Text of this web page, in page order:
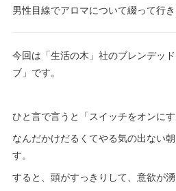
男性目線でアロマについて綴って行き
今回は「生活の木」社のブレンデッ
ブ」です。
ひと言で言うと「スイッチをオンにす
なんだかけだるくてやる気の出ない
す。
すると、頭がすっきりして、意欲が湧